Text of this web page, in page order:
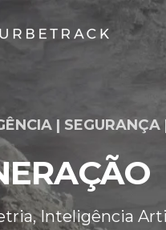
| SEGURANÇA
Inteligência